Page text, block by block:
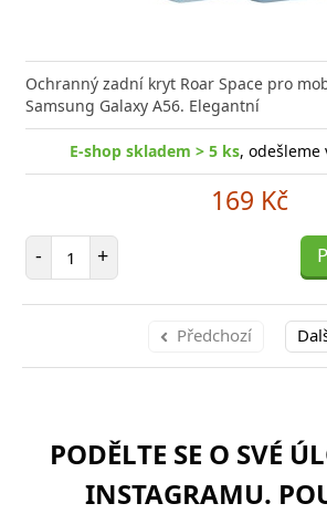
Ochranný zadní kryt Roar Space pro
Samsung Galaxy A56. Elegantní
E-shop skladem > 5 ks, odešleme
169 Kč
- Počet položek
+
Předchozí
PODĚLTE SE O SVÉ
INSTAGRAMU.